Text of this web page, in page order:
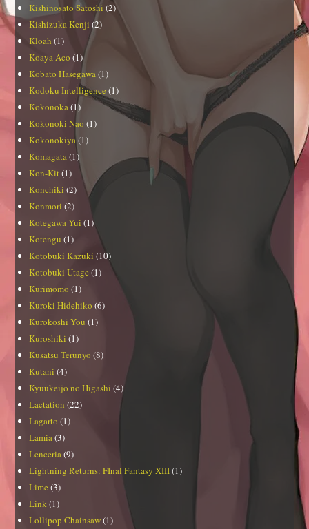
Kishinosato Satoshi (2)
Kishizuka Kenji (2)
Kloah (1)
Koaya Aco (1)
Kobato Hasegawa (1)
Kodoku Intelligence (1)
Kokonoka (1)
Kokonoki Nao (1)
Kokonokiya (1)
Komagata (1)
Kon-Kit (1)
Konchiki (2)
Konmori (2)
Kotegawa Yui (1)
Kotengu (1)
Kotobuki Kazuki (10)
Kotobuki Utage (1)
Kurimomo (1)
Kuroki Hidehiko (6)
Kurokoshi You (1)
Kuroshiki (1)
Kusatsu Terunyo (8)
Kutani (4)
Kyuukeijo no Higashi (4)
Lactation (22)
Lagarto (1)
Lamia (3)
Lenceria (9)
Lightning Returns: FInal Fantasy XIII(1)
Lime (3)
Link (1)
Lollipop Chainsaw(1)